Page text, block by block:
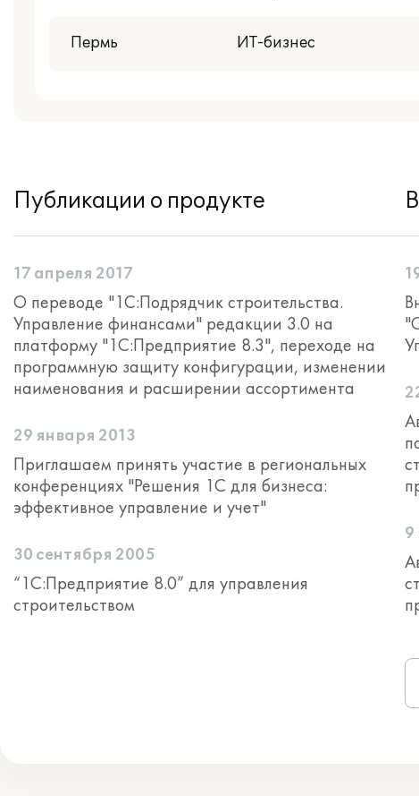
Пермь ИТ-бизнес
Публикации о продукте
17 апреля 2017
О переводе "1С:Подрядчик строительства.
Управление финансами" редакции 3.0 на
платформу "1С:Предприятие 8.3", переходе на
программную защиту конфигурации, изменении
наименования и расширении ассортимента
29 января 2013
Приглашаем принять участие в региональных
конференциях "Решения 1С для бизнеса:
эффективное управление и учет"
30 сентября 2005
“1С:Предприятие 8.0” для управления
строительством
9